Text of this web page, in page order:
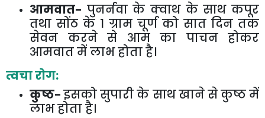
आमवात- पुनर्नवा के क्वाथ के साथ कपूर
तथा सोंठ के 1 ग्राम चूर्ण को सात दिन तक
सेवन करने से आम का पाचन होकर
आमवात में लाभ होता है।
त्वचा रोग:
कुष्ठ-इसको सुपारी के साथ खाने से कुष्ठ में
लाभ होता है।